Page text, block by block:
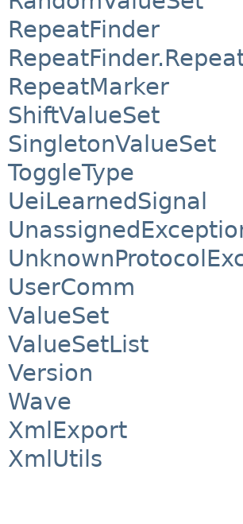
RepeatFinder
RepeatMarker
ShiftValueSet
SingletonValueSet
ToggleType
UeiLearnedSignal
UserComm
ValueSet
ValueSetList
Version
Wave
XmlExport
XmlUtils